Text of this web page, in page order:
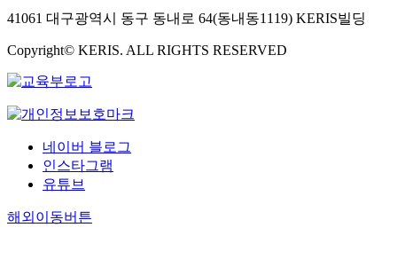
41061 대구광역시 동구 동내로 64(동내동1119) KERIS빌딩
Copyright© KERIS. ALL RIGHTS RESERVED
네이버 블로그
인스타그램
유튜브
해외이동버튼